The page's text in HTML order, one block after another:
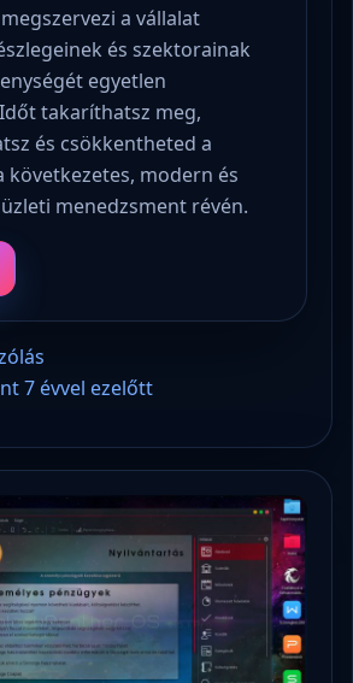
a vállalat
és szektorainak
egyetlen
takaríthatsz meg,
és csökkentheted a
következetes, modern és
menedzsment révén.
7 évvel ezelőtt